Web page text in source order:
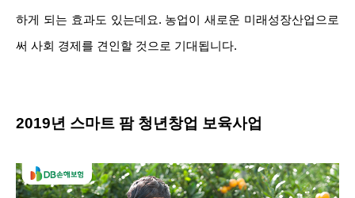
하게 되는 효과도 있는데요. 농업이 새로운 미래성장산업으로
써 사회 경제를 견인할 것으로 기대됩니다.
2019년 스마트 팜 청년창업 보육사업